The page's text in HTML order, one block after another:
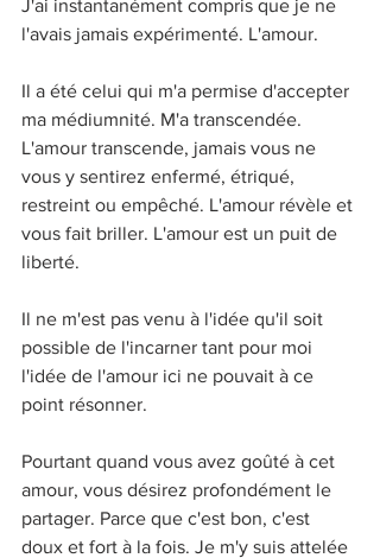
J'ai instantanément compris que je ne
l'avais jamais expérimenté. L'amour.
Il a été celui qui m'a permise d'accepter
ma médiumnité. M'a transcendée.
L'amour transcende, jamais vous ne
vous y sentirez enfermé, étriqué,
restreint ou empêché. L'amour révèle et
vous fait briller. L'amour est un puit de
liberté.
Il ne m'est pas venu à l'idée qu'il soit
possible de l'incarner tant pour moi
l'idée de l'amour ici ne pouvait à ce
point résonner.
Pourtant quand vous avez goûté à cet
amour, vous désirez profondément le
partager. Parce que c'est bon, c'est
doux et fort à la fois. Je m'y suis attelée